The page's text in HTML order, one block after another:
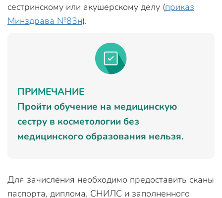
сестринскому или акушерскому делу (приказ
Минздрава №83н).
ПРИМЕЧАНИЕ
Пройти обучение на медицинскую
сестру в косметологии без
медицинского образования нельзя.
Для зачисления необходимо предоставить сканы
паспорта, диплома, СНИЛС и заполненного